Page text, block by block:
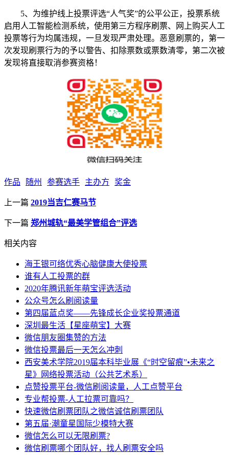
5、为维护线上投票评选“人气奖”的公平公正，投票系统
启用人工智能检测系统，使用第三方程序刷票、网上购买人工
投票等行为均属违规，一旦发现严肃处理。恶意刷票的，第一
次发现刷票行为的予以警告、扣除票数或票数清零，第二次被
发现将直接取消参赛资格！
作品 随州 参赛选手 主办方 奖金
上一篇 2019当吉仁赛马节
下一篇 郑州城轨“最美学管组合”评选
相关内容
海王银可络优秀心脑健康大使投票
谁有人工投票的群
2020年腾讯新年萌宝评选活动
公众号怎么刷阅读量
第四届蓝点奖——先锋成长企业奖投票通道
深圳最生活【星座萌宝】大赛
微信朋友圈集赞的方法
微信投票最后一天怎么冲刺
西安美术学院2019届本科毕业展《“时空留痕”•未来之
星》网络投票活动（公共艺术系）
点赞投票平台-微信刷阅读量，人工点赞平台
专业帮投票-人工拉票可靠吗？
快速微信刷票团队之微信诚信刷票团队
第五届·潮童星国际少模特大赛
微信怎么可以无限刷票?
微信刷票哪个团队好，找人刷票安全吗